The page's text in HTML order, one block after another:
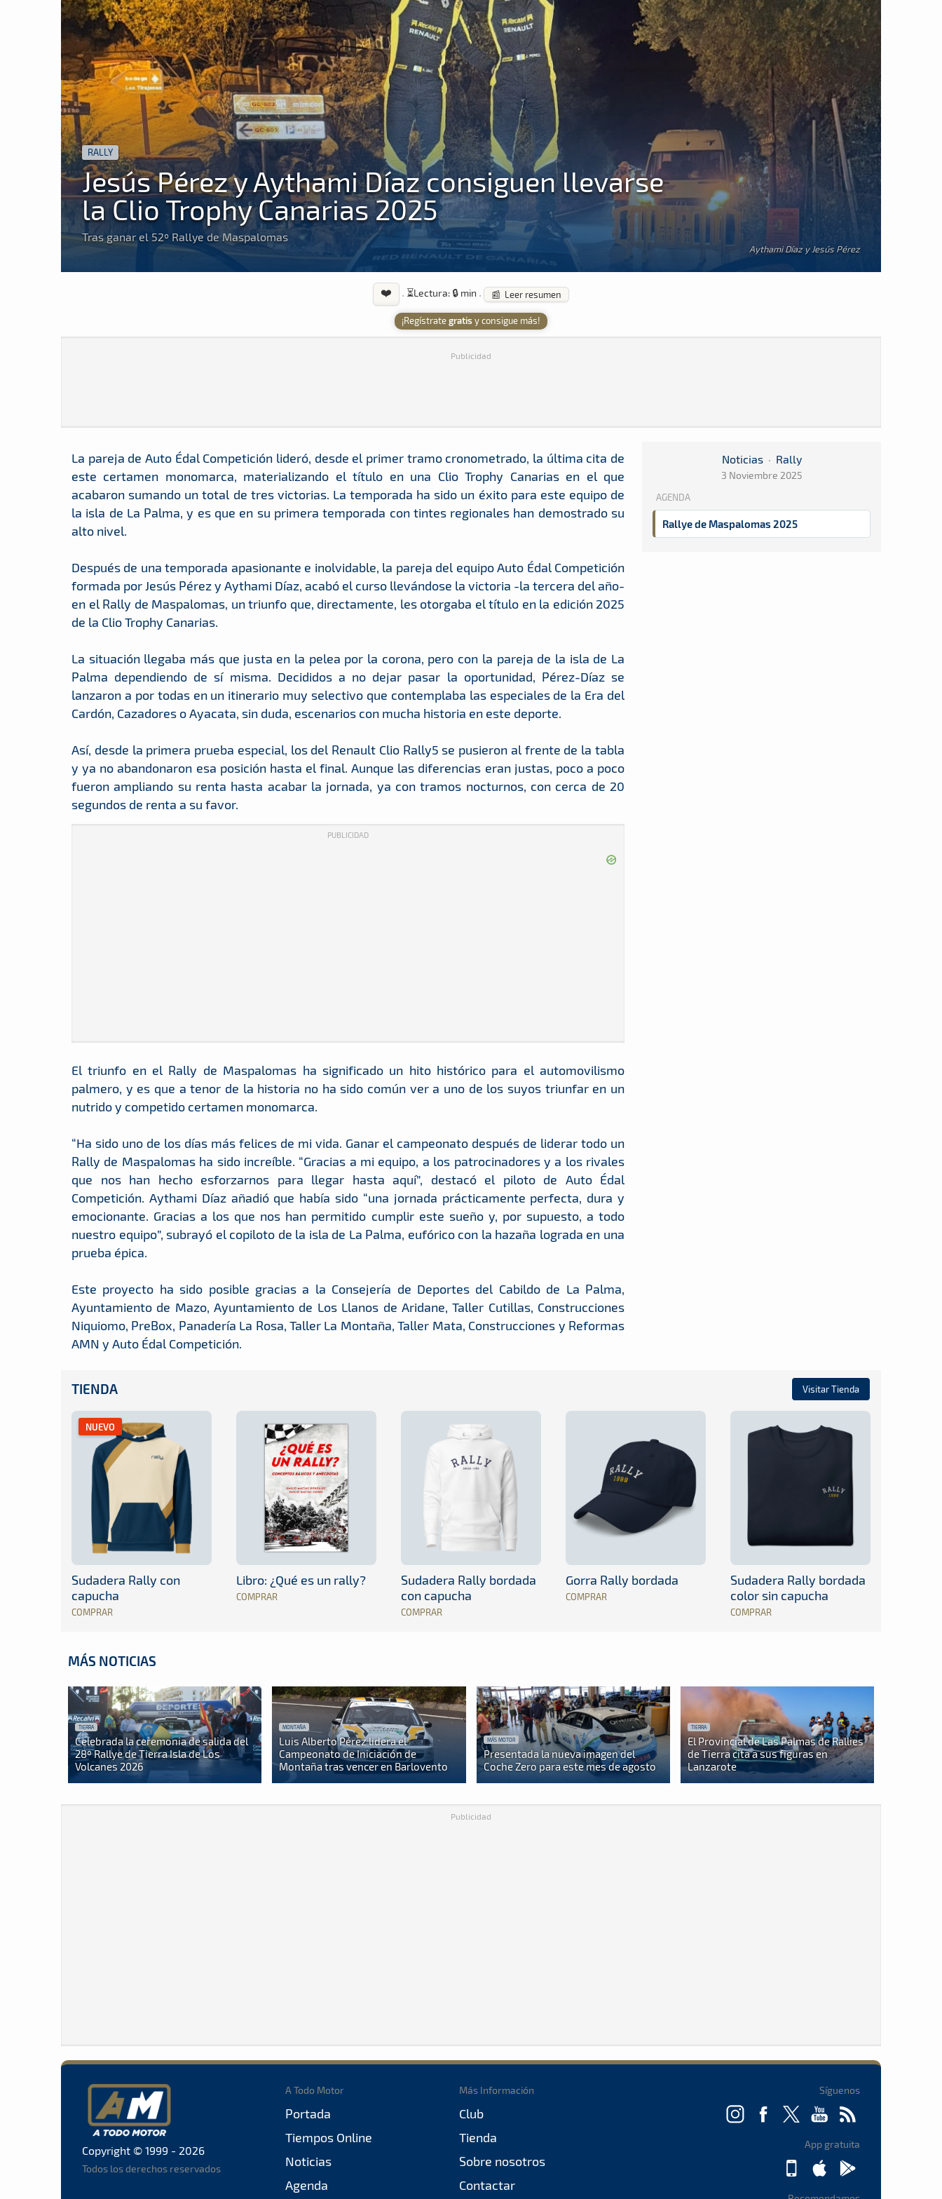
RALLY
Jesús Pérez y Aythami Díaz consiguen llevarse
la Clio Trophy Canarias 2025
Tras ganar el 52º Rallye de Maspalomas
Aythami Díaz y Jesús Pérez
❤️ · ⏳Lectura: 🔒 min · 📰 Leer resumen
¡Regístrategratis y consigue más!
Publicidad
Noticias · Rally
3 Noviembre 2025
AGENDA
Rallye de Maspalomas 2025
La pareja de Auto Édal Competición lideró, desde el primer tramo cronometrado, la última cita de
este certamen monomarca, materializando el título en una Clio Trophy Canarias en el que
acabaron sumando un total de tres victorias. La temporada ha sido un éxito para este equipo de
la isla de La Palma, y es que en su primera temporada con tintes regionales han demostrado su
alto nivel.
Después de una temporada apasionante e inolvidable, la pareja del equipo Auto Édal Competición
formada por Jesús Pérez y Aythami Díaz, acabó el curso llevándose la victoria -la tercera del año-
en el Rally de Maspalomas, un triunfo que, directamente, les otorgaba el título en la edición 2025
de la Clio Trophy Canarias.
La situación llegaba más que justa en la pelea por la corona, pero con la pareja de la isla de La
Palma dependiendo de sí misma. Decididos a no dejar pasar la oportunidad, Pérez-Díaz se
lanzaron a por todas en un itinerario muy selectivo que contemplaba las especiales de la Era del
Cardón, Cazadores o Ayacata, sin duda, escenarios con mucha historia en este deporte.
Así, desde la primera prueba especial, los del Renault Clio Rally5 se pusieron al frente de la tabla
y ya no abandonaron esa posición hasta el final. Aunque las diferencias eran justas, poco a poco
fueron ampliando su renta hasta acabar la jornada, ya con tramos nocturnos, con cerca de 20
segundos de renta a su favor.
PUBLICIDAD
El triunfo en el Rally de Maspalomas ha significado un hito histórico para el automovilismo
palmero, y es que a tenor de la historia no ha sido común ver a uno de los suyos triunfar en un
nutrido y competido certamen monomarca.
“Ha sido uno de los días más felices de mi vida. Ganar el campeonato después de liderar todo un
Rally de Maspalomas ha sido increíble. “Gracias a mi equipo, a los patrocinadores y a los rivales
que nos han hecho esforzarnos para llegar hasta aquí”, destacó el piloto de Auto Édal
Competición. Aythami Díaz añadió que había sido “una jornada prácticamente perfecta, dura y
emocionante. Gracias a los que nos han permitido cumplir este sueño y, por supuesto, a todo
nuestro equipo”, subrayó el copiloto de la isla de La Palma, eufórico con la hazaña lograda en una
prueba épica.
Este proyecto ha sido posible gracias a la Consejería de Deportes del Cabildo de La Palma,
Ayuntamiento de Mazo, Ayuntamiento de Los Llanos de Aridane, Taller Cutillas, Construcciones
Niquiomo, PreBox, Panadería La Rosa, Taller La Montaña, Taller Mata, Construcciones y Reformas
AMN y Auto Édal Competición.
TIENDA Visitar Tienda
NUEVO
Sudadera Rally con
capucha
COMPRAR
Libro: ¿Qué es un rally?
COMPRAR
Sudadera Rally bordada
con capucha
COMPRAR
Gorra Rally bordada
COMPRAR
Sudadera Rally bordada
color sin capucha
COMPRAR
MÁS NOTICIAS
TIERRA
Celebrada la ceremonia de salida del
28º Rallye de Tierra Isla de Los
Volcanes 2026
MONTAÑA
Luis Alberto Pérez lidera el
Campeonato de Iniciación de
Montaña tras vencer en Barlovento
MÁS MOTOR
Presentada la nueva imagen del
Coche Zero para este mes de agosto
TIERRA
El Provincial de Las Palmas de Rallies
de Tierra cita a sus figuras en
Lanzarote
Publicidad
Copyright © 1999 - 2026
Todos los derechos reservados
A Todo Motor
Portada
Tiempos Online
Noticias
Agenda
Más Información
Club
Tienda
Sobre nosotros
Contactar
Síguenos
App gratuita